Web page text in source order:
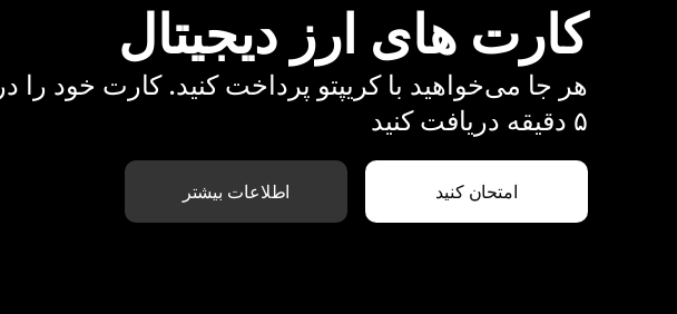
کارت های ارز دیجیتال
هر جا می‌خواهید با کریپتو پرداخت کنید. کارت خود را در
۵ دقیقه دریافت کنید
امتحان کنید اطلاعات بیشتر